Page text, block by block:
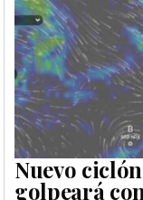
Nuevo
golpeará